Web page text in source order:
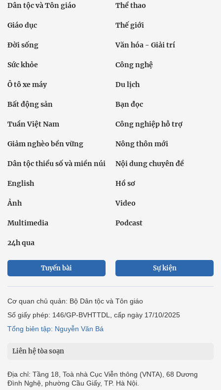
Dân tộc và Tôn giáo Thể thao
Giáo dục Thế giới
Đời sống Văn hóa - Giải trí
Sức khỏe Công nghệ
Ô tô xe máy Du lịch
Bất động sản Bạn đọc
Tuần Việt Nam Công nghiệp hỗ trợ
Giảm nghèo bền vững Nông thôn mới
Dân tộc thiểu số và miền núi Nội dung chuyên đề
English Hồ sơ
Ảnh Video
Multimedia Podcast
24h qua
Tuyến bài Sự kiện
Cơ quan chủ quản: Bộ Dân tộc và Tôn giáo
Số giấy phép: 146/GP-BVHTTDL, cấp ngày 17/10/2025
Tổng biên tập: Nguyễn Văn Bá
Liên hệ tòa soạn
Địa chỉ: Tầng 18, Toà nhà Cục Viễn thông (VNTA), 68 Dương
Đình Nghệ, phường Cầu Giấy, TP. Hà Nội.